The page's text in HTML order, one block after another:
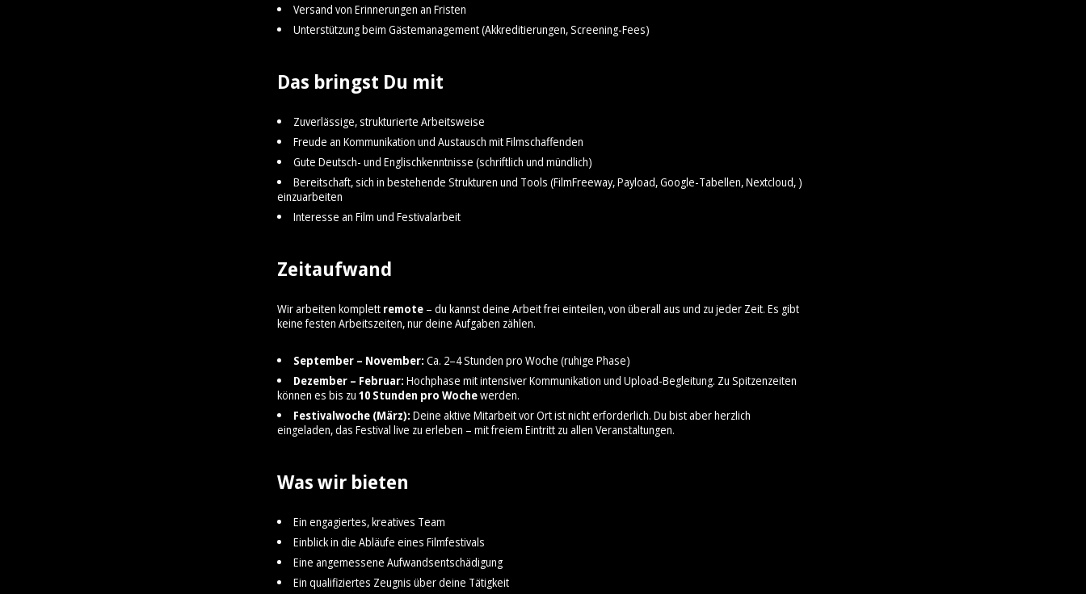
Versand von Erinnerungen an Fristen
Unterstützung beim Gästemanagement (Akkreditierungen, Screening-Fees)
Das bringst Du mit
Zuverlässige, strukturierte Arbeitsweise
Freude an Kommunikation und Austausch mit Filmschaffenden
Gute Deutsch- und Englischkenntnisse (schriftlich und mündlich)
Bereitschaft, sich in bestehende Strukturen und Tools (FilmFreeway, Payload, Google-Tabellen, Nextcloud, )
einzuarbeiten
Interesse an Film und Festivalarbeit
Zeitaufwand
Wir arbeiten komplett remote – du kannst deine Arbeit frei einteilen, von überall aus und zu jeder Zeit. Es gibt
keine festen Arbeitszeiten, nur deine Aufgaben zählen.
September – November: Ca. 2–4 Stunden pro Woche (ruhige Phase)
Dezember – Februar: Hochphase mit intensiver Kommunikation und Upload-Begleitung. Zu Spitzenzeiten
können es bis zu 10 Stunden pro Wochewerden.
Festivalwoche (März): Deine aktive Mitarbeit vor Ort ist nicht erforderlich. Du bist aber herzlich
eingeladen, das Festival live zu erleben – mit freiem Eintritt zu allen Veranstaltungen.
Was wir bieten
Ein engagiertes, kreatives Team
Einblick in die Abläufe eines Filmfestivals
Eine angemessene Aufwandsentschädigung
Ein qualifiziertes Zeugnis über deine Tätigkeit